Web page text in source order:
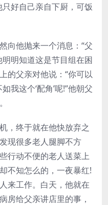
好自己亲自下厨，可饭
向他抛来一个消息：“父
明知道这是节目组在困
的父亲对他说：“你可以
我这个‘配角’呢!”他朝父
，终于就在他快放弃之
现很多老人腿脚不方
行动不便的老人送菜上
不知怎么的，一夜暴红!
来工作。白天，他就在
房给父亲讲店里的事，